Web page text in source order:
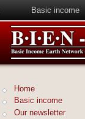
Basic income
Home
Basic income
Our newsletter